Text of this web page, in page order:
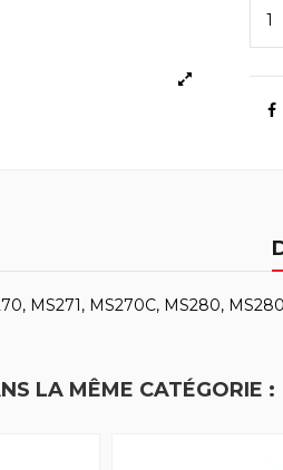
MS271, MS270C, MS280,
LA MÊME CATÉGORIE :